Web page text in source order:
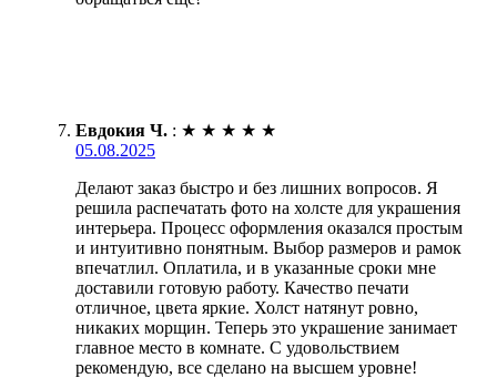
Евдокия Ч. : ★ ★ ★ ★ ★
05.08.2025
Делают заказ быстро и без лишних вопросов. Я
решила распечатать фото на холсте для украшения
интерьера. Процесс оформления оказался простым
и интуитивно понятным. Выбор размеров и рамок
впечатлил. Оплатила, и в указанные сроки мне
доставили готовую работу. Качество печати
отличное, цвета яркие. Холст натянут ровно,
никаких морщин. Теперь это украшение занимает
главное место в комнате. С удовольствием
рекомендую, все сделано на высшем уровне!